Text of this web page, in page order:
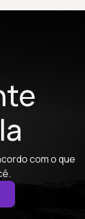
com o que